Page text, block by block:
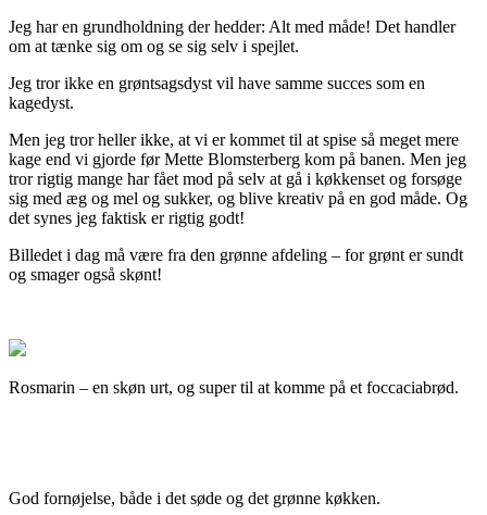
Jeg har en grundholdning der hedder: Alt med måde! Det handler
om at tænke sig om og se sig selv i spejlet.
Jeg tror ikke en grøntsagsdyst vil have samme succes som en
kagedyst.
Men jeg tror heller ikke, at vi er kommet til at spise så meget mere
kage end vi gjorde før Mette Blomsterberg kom på banen. Men jeg
tror rigtig mange har fået mod på selv at gå i køkkenset og forsøge
sig med æg og mel og sukker, og blive kreativ på en god måde. Og
det synes jeg faktisk er rigtig godt!
Billedet i dag må være fra den grønne afdeling – for grønt er sundt
og smager også skønt!
Rosmarin – en skøn urt, og super til at komme på et foccaciabrød.
God fornøjelse, både i det søde og det grønne køkken.